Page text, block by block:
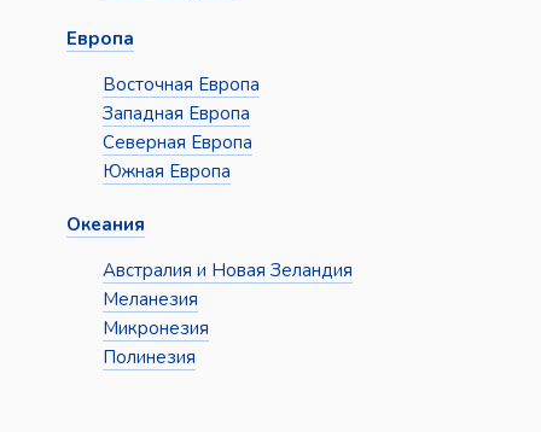
Европа
Восточная Европа
Западная Европа
Северная Европа
Южная Европа
Океания
Австралия и Новая Зеландия
Меланезия
Микронезия
Полинезия